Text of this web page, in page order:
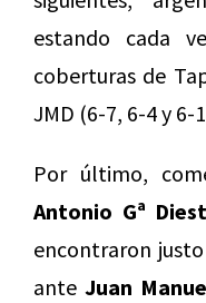
estando cada
coberturas de
JMD (6-7, 6-4 y 6-
Por último,
Antonio Gª
encontraron
ante Juan